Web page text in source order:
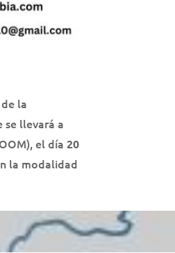
la
se llevará a
el día20
la modalidad